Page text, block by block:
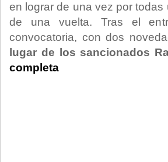
en lograr de una vez por
de una vuelta. Tras el
convocatoria, con dos
lugar de los sancionados
completa